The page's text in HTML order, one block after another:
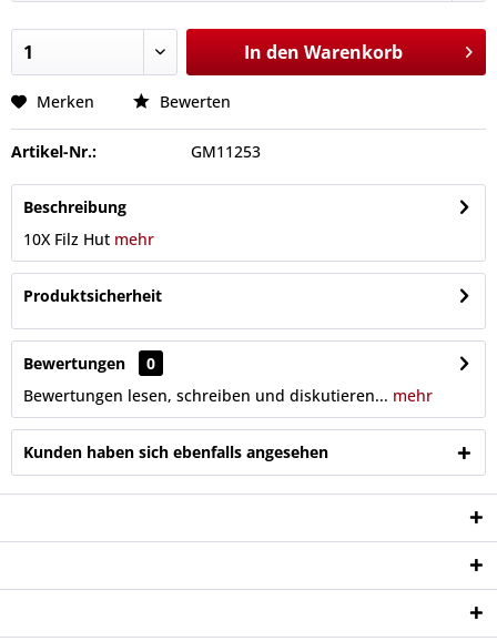
In den Warenkorb
Merken Bewerten
Artikel-Nr.: GM11253
Beschreibung
10X Filz Hut mehr
Produktsicherheit
Bewertungen
0
Bewertungen lesen, schreiben und diskutieren... mehr
Kunden haben sich ebenfalls angesehen